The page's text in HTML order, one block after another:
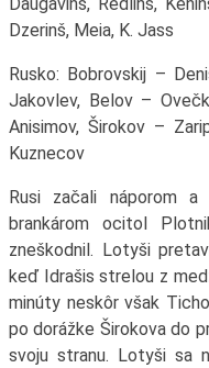
Dzerinš, Meia, K. Jass
Rusko: Bobrovskij –
Jakovlev, Belov –
Anisimov, Širokov –
Kuznecov
Rusi začali náporom
brankárom ocitol
zneškodnil. Lotyši
keď Idrašis strelou z
minúty neskôr však
po dorážke Širokova do
svoju stranu. Lotyši sa